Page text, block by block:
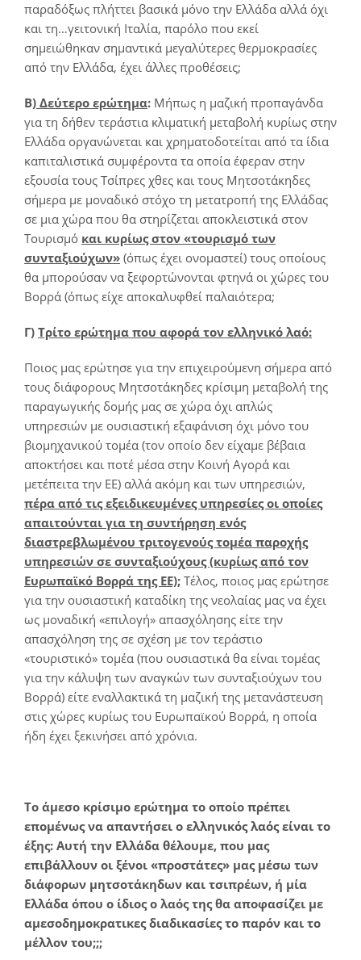
παραδόξως πλήττει βασικά μόνο την Ελλάδα αλλά όχι
και τη…γειτονική Ιταλία, παρόλο που εκεί
σημειώθηκαν σημαντικά μεγαλύτερες θερμοκρασίες
από την Ελλάδα, έχει άλλες προθέσεις;
Β) Δεύτερο ερώτημα: Μήπως η μαζική προπαγάνδα
για τη δήθεν τεράστια κλιματική μεταβολή κυρίως στην
Ελλάδα οργανώνεται και χρηματοδοτείται από τα ίδια
καπιταλιστικά συμφέροντα τα οποία έφεραν στην
εξουσία τους Τσίπρες χθες και τους Μητσοτάκηδες
σήμερα με μοναδικό στόχο τη μετατροπή της Ελλάδας
σε μια χώρα που θα στηρίζεται αποκλειστικά στον
Τουρισμό και κυρίως στον «τουρισμό των
συνταξιούχων» (όπως έχει ονομαστεί) τους οποίους
θα μπορούσαν να ξεφορτώνονται φτηνά οι χώρες του
Βορρά (όπως είχε αποκαλυφθεί παλαιότερα;
Γ) Τρίτο ερώτημα που αφορά τον ελληνικό λαό:
Ποιος μας ερώτησε για την επιχειρούμενη σήμερα από
τους διάφορους Μητσοτάκηδες κρίσιμη μεταβολή της
παραγωγικής δομής μας σε χώρα όχι απλώς
υπηρεσιών με ουσιαστική εξαφάνιση όχι μόνο του
βιομηχανικού τομέα (τον οποίο δεν είχαμε βέβαια
αποκτήσει και ποτέ μέσα στην Κοινή Αγορά και
μετέπειτα την ΕΕ) αλλά ακόμη και των υπηρεσιών,
πέρα από τις εξειδικευμένες υπηρεσίες οι οποίες
απαιτούνται για τη συντήρηση ενός
διαστρεβλωμένου τριτογενούς τομέα παροχής
υπηρεσιών σε συνταξιούχους (κυρίως από τον
Ευρωπαϊκό Βορρά της ΕΕ); Τέλος, ποιος μας ερώτησε
για την ουσιαστική καταδίκη της νεολαίας μας να έχει
ως μοναδική «επιλογή» απασχόλησης είτε την
απασχόληση της σε σχέση με τον τεράστιο
«τουριστικό» τομέα (που ουσιαστικά θα είναι τομέας
για την κάλυψη των αναγκών των συνταξιούχων του
Βορρά) είτε εναλλακτικά τη μαζική της μετανάστευση
στις χώρες κυρίως του Ευρωπαϊκού Βορρά, η οποία
ήδη έχει ξεκινήσει από χρόνια.
Το άμεσο κρίσιμο ερώτημα το οποίο πρέπει
επομένως να απαντήσει ο ελληνικός λαός είναι το
έξης: Αυτή την Ελλάδα θέλουμε, που μας
επιβάλλουν οι ξένοι «προστάτες» μας μέσω των
διάφορων μητσοτάκηδων και τσιπρέων, ή μία
Ελλάδα όπου ο ίδιος ο λαός τηςθα αποφασίζει με
αμεσοδημοκρατικες διαδικασίες το παρόν και το
μέλλον του;;;